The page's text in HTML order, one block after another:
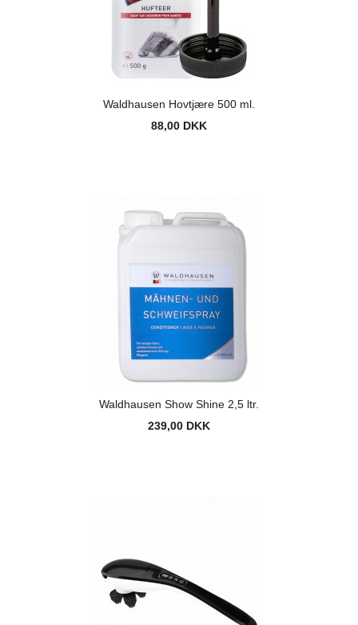
Waldhausen Hovtjære 500 ml.
88,00 DKK
Waldhausen Show Shine 2,5 ltr.
239,00 DKK